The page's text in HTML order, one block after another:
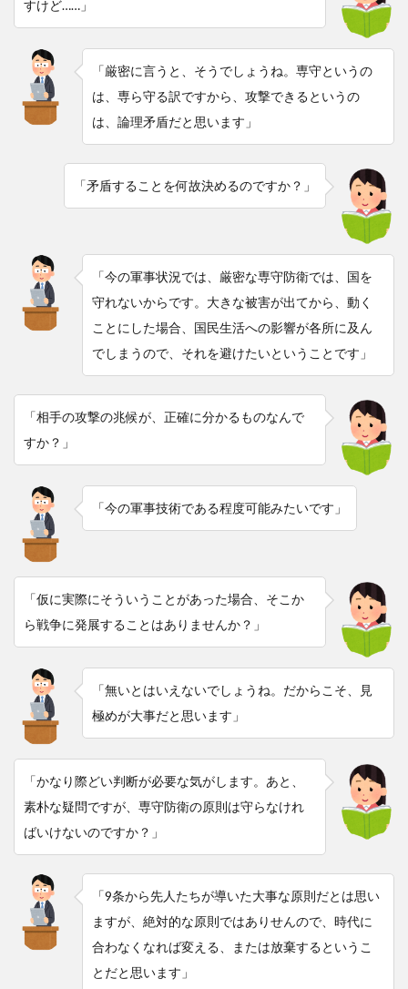
すけど……」
「厳密に言うと、そうでしょうね。専守というの
は、専ら守る訳ですから、攻撃できるというの
は、論理矛盾だと思います」
「矛盾することを何故決めるのですか？」
「今の軍事状況では、厳密な専守防衛では、国を
守れないからです。大きな被害が出てから、動く
ことにした場合、国民生活への影響が各所に及ん
でしまうので、それを避けたいということです」
「相手の攻撃の兆候が、正確に分かるものなんで
すか？」
「今の軍事技術である程度可能みたいです」
「仮に実際にそういうことがあった場合、そこか
ら戦争に発展することはありませんか？」
「無いとはいえないでしょうね。だからこそ、見
極めが大事だと思います」
「かなり際どい判断が必要な気がします。あと、
素朴な疑問ですが、専守防衛の原則は守らなけれ
ばいけないのですか？」
「9条から先人たちが導いた大事な原則だとは思い
ますが、絶対的な原則ではありせんので、時代に
合わなくなれば変える、または放棄するというこ
とだと思います」